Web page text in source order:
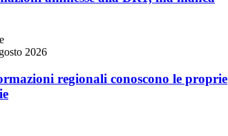
2026
regionali conoscono le proprie